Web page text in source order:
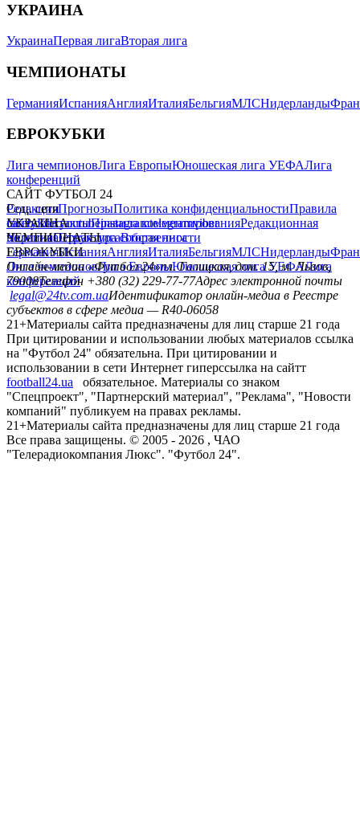
УКРАИНА
УкраинаПервая лигаВторая лига
ЧЕМПИОНАТЫ
ГерманияИспанияАнглияИталияБельгияМЛСНидерланды
ЕВРОКУБКИ
Лига чемпионовЛига ЕвропыЮношеская лига УЕФАЛига
конференций
САЙТ ФУТБОЛ 24
РедакцияПрогнозыПолитика конфиденциальностиПравила
сайтуКонтактыПравила комментированияРедакционная
политикаСтруктура собственности
Соц. сети
facebookxyoutubeinstagramtelegramviber
УКРАИНА
УкраинаПервая лигаВторая лига
ЧЕМПИОНАТЫ
ГерманияИспанияАнглияИталияБельгияМЛСНидерланды
ЕВРОКУБКИ
Лига чемпионовЛига ЕвропыЮношеская лига УЕФАЛига
конференций
Онлайн-медиа «Футбол 24»пл. Галицкая, дом. 15, м. Львов,
79008Телефон +380 (32) 229-77-77Адрес электронной почты
legal@24tv.com.uaИдентификатор онлайн-медиа в Реестре
субъектов в сфере медиа — R40-06058
21+Материалы сайта предназначены для лиц старше 21 года
При цитировании и использовании любых материалов ссылка
на "Футбол 24" обязательна. При цитировании и
использовании в сети Интернет гиперссылка на сайтт
football24.ua
обязательное. Материалы со знаком
"Спецпроект", "Партнерский материал", "Реклама", "Новости
компаний" публикуем на правах рекламы.
21+Материалы сайта предназначены для лиц старше 21 года
Все права защищены. © 2005 - 2026 , ЧАО
"Телерадиокомпания Люкс". "Футбол 24".